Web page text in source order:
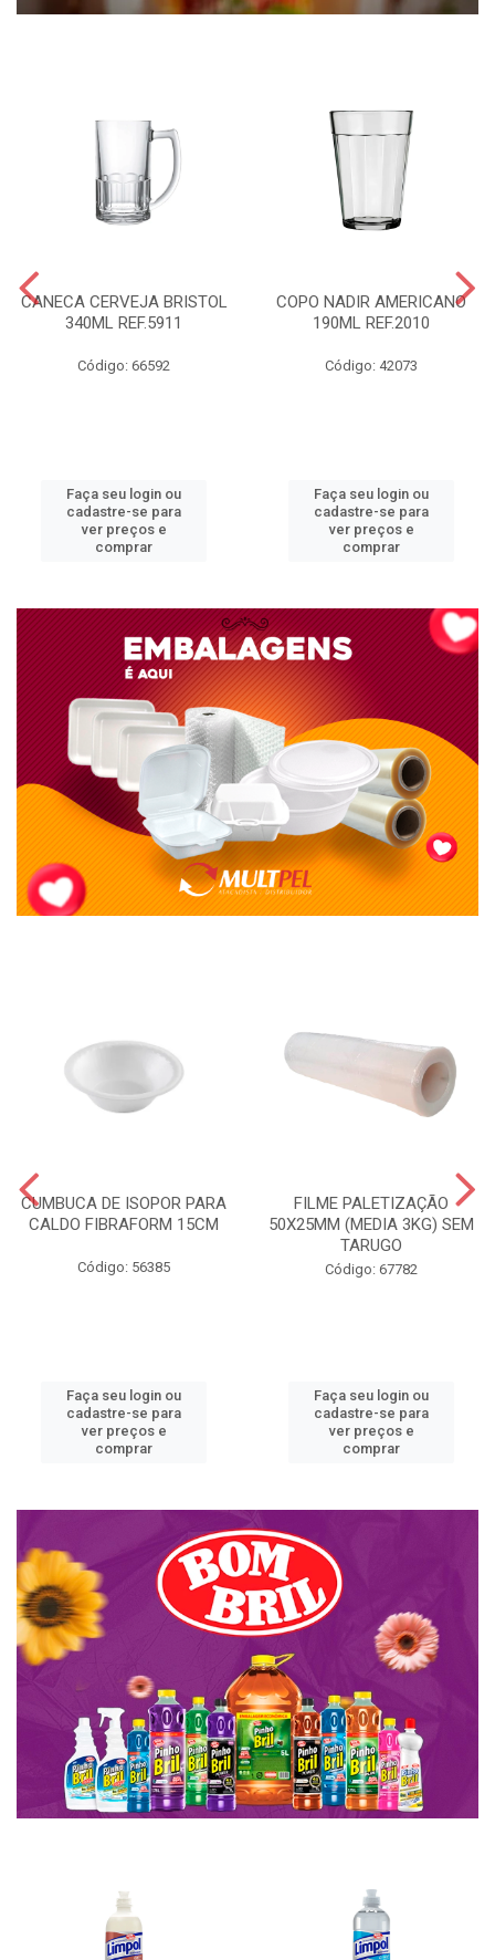
CANECA CERVEJA BRISTOL
340ML REF.5911
Código: 66592
Faça seu login ou
cadastre-se para
ver preços e
comprar
COPO NADIR AMERICANO
190ML REF.2010
Código: 42073
Faça seu login ou
cadastre-se para
ver preços e
comprar
CUMBUCA DE ISOPOR PARA
CALDO FIBRAFORM 15CM
Código: 56385
Faça seu login ou
cadastre-se para
ver preços e
comprar
FILME PALETIZAÇÃO
50X25MM (MEDIA 3KG) SEM
TARUGO
Código: 67782
Faça seu login ou
cadastre-se para
ver preços e
comprar